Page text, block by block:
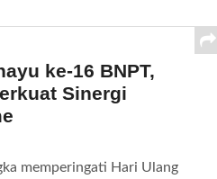
ke-16 BNPT,
Sinergi
memperingati Hari Ulang